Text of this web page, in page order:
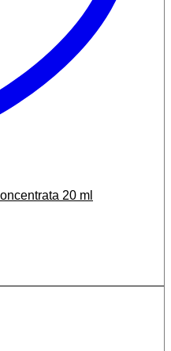
20 ml